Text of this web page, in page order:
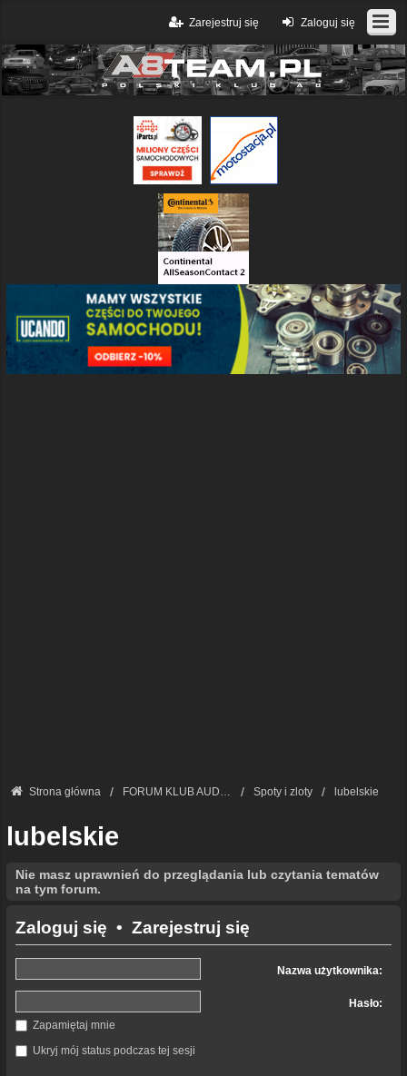
Zaloguj się
Zarejestruj się
Strona główna FORUM KLUB AUDI A8 - FORUM PODSTAWOWE Spoty i zloty lubelskie
lubelskie
Nie masz uprawnień do przeglądania lub czytania tematów
na tym forum.
Zaloguj się • Zarejestruj się
Nazwa użytkownika:
Hasło:
Zapamiętaj mnie
Ukryj mój status podczas tej sesji